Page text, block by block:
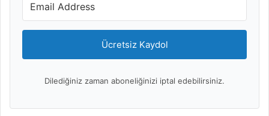
Ücretsiz Kaydol
Dilediğiniz zaman aboneliğinizi iptal edebilirsiniz.